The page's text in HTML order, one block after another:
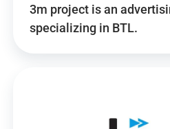
3m project is an
specializing in BTL.